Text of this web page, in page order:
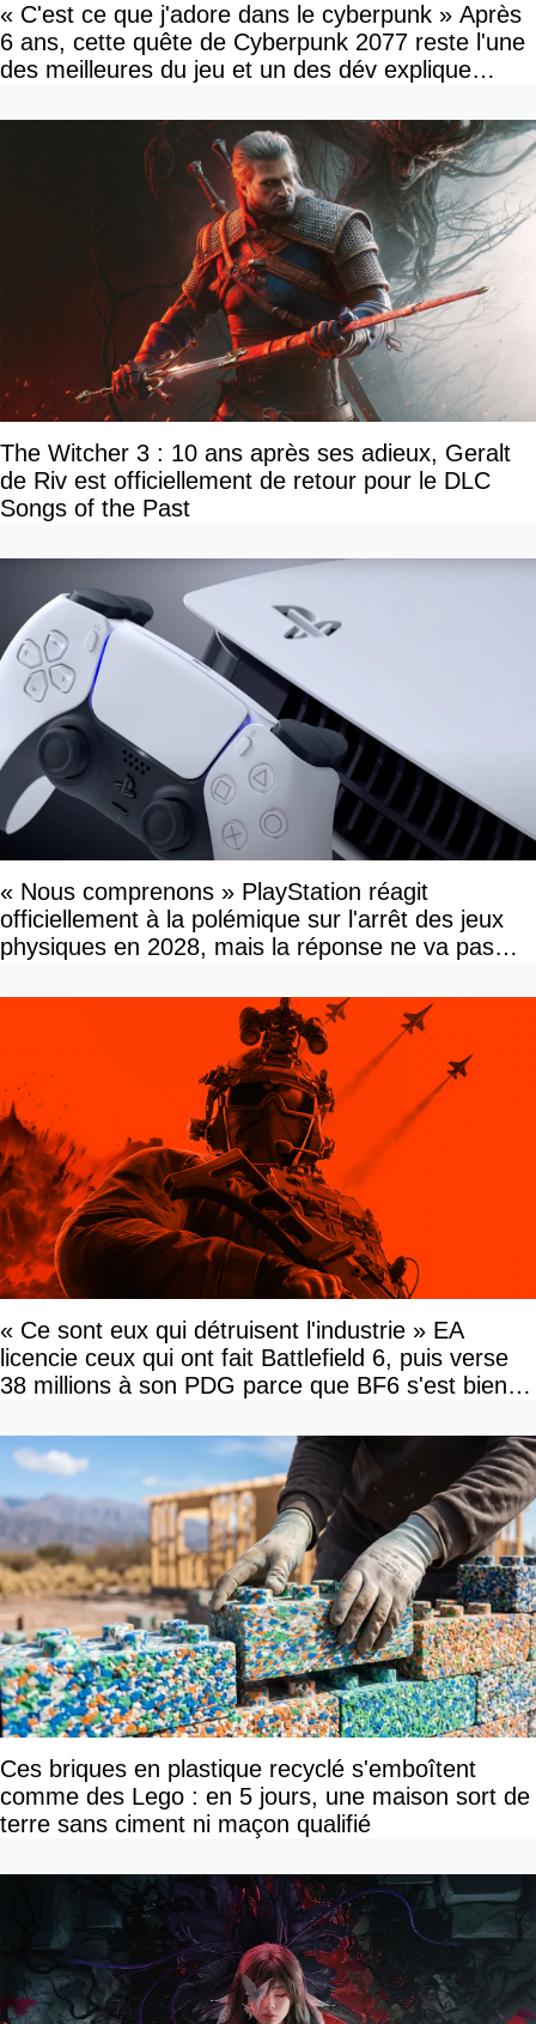
« C'est ce que j'adore dans le cyberpunk » Après
6 ans, cette quête de Cyberpunk 2077 reste l'une
des meilleures du jeu et un des dév explique
The Witcher 3 : 10 ans après ses adieux, Geralt
de Riv est officiellement de retour pour le DLC
Songs of the Past
« Nous comprenons » PlayStation réagit
officiellement à la polémique sur l'arrêt des jeux
physiques en 2028, mais la réponse ne va pas
« Ce sont eux qui détruisent l'industrie » EA
licencie ceux qui ont fait Battlefield 6, puis verse
38 millions à son PDG parce que BF6 s'est bien
Ces briques en plastique recyclé s'emboîtent
comme des Lego : en 5 jours, une maison sort de
terre sans ciment ni maçon qualifié